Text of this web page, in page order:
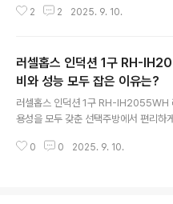
및 영상 편집과 같은 고사양 작업에서도
바로 테팔 마스터 핸드 블렌더
글에서는 제품의 특징, 구성품, 장단점,
꼼하게 정리하여 소개하겠습니다.테팔
제품 개요테팔이 2024년 8월에 국내
인 마스터 핸드 블렌더는 강력한
다. 출력이 높아 단단한 재료도 손쉽게 갈
2 2 2025. 9. 10.
러셀홉스 인덕션 1구 RH-
비와 성능 모두 잡은 이유는?
러셀홉스 인덕션 1구 RH-IH2055WH
용성을 모두 갖춘 선택주방에서 편리하
잡고 있습니다. 특히 1인 가구나 소형 주
0 0 2025. 9. 10.